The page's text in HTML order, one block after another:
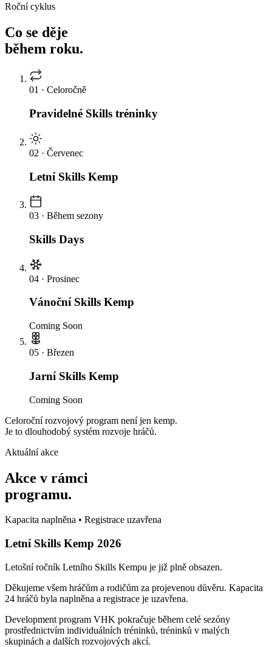
Roční cyklus
Co se děje
během roku.
01 · Celoročně
Pravidelné Skills tréninky
02 · Červenec
Letní Skills Kemp
03 · Během sezony
Skills Days
04 · Prosinec
Vánoční Skills Kemp
Coming Soon
05 · Březen
Jarní Skills Kemp
Coming Soon
Celoroční rozvojový program není jen kemp.
Je to dlouhodobý systém rozvoje hráčů.
Aktuální akce
Akce v rámci
programu.
Kapacita naplněna • Registrace uzavřena
Letní Skills Kemp 2026
Letošní ročník Letního Skills Kempu je již plně obsazen.
Děkujeme všem hráčům a rodičům za projevenou důvěru. Kapacita
24 hráčů byla naplněna a registrace je uzavřena.
Development program VHK pokračuje během celé sezóny
prostřednictvím individuálních tréninků, tréninků v malých
skupinách a dalších rozvojových akcí.